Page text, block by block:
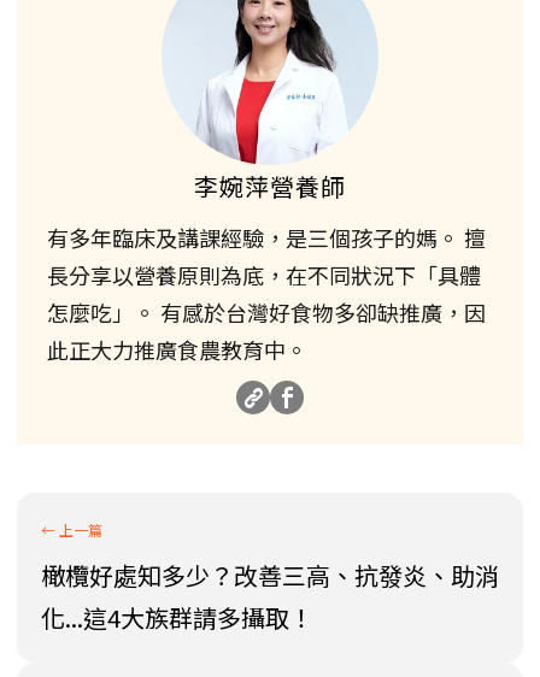
李婉萍營養師
有多年臨床及講課經驗，是三個孩子的媽。 擅
長分享以營養原則為底，在不同狀況下「具體
怎麼吃」。 有感於台灣好食物多卻缺推廣，因
此正大力推廣食農教育中。
橄欖好處知多少？改善三高、抗發炎、助消
化...這4大族群請多攝取！